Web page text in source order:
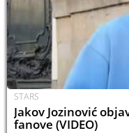
STARS
Jakov Jozinović
fanove (VIDEO)